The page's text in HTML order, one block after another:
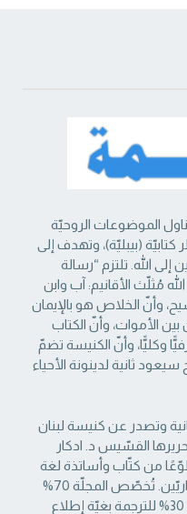
الموضوعات الروحيّة
(بيبليّة)، وتهدف إلى
إلى الله. تلتزم “رسالة
مُثلّث الأقانيم: آب وابن
وأنّ الخلاص هو بالإيمان
الأموات، وأنّ الكتاب
وكليًّا، وأنّ الكنيسة تضمّ
ثانية لدينونة الأحياء
وتصدر عن كنيسة لبنان
القسّيس د. ادكار
ويُعاونه فريق من 40 متطوّعًا من كتّاب وأساتذة لغة
‏وإخراج ومصوّرين وفريق تسويق وإداريّين. تُخصّص المجلّة 70%
من مقالاتها للكتّاب الوطنيّين ‏وتترك 30% للترجمة بغيّة إطلاع